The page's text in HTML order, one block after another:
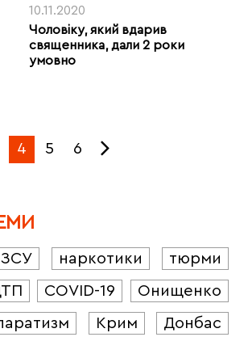
10.11.2020
Чоловіку, який вдарив
священника, дали 2 роки
умовно
4 5 6
ЗСУ наркотики
тюрми
COVID-19
Онищенко
Крим
Донбас